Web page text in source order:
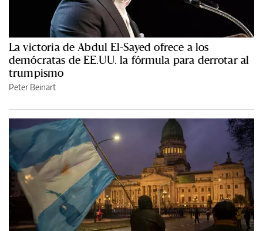
La victoria de Abdul El-Sayed ofrece a los
demócratas de EE.UU. la fórmula para derrotar al
trumpismo
Peter Beinart